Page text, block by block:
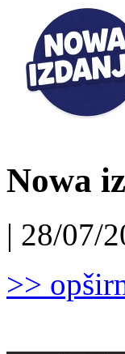
Nowa
| 28/07/
>>